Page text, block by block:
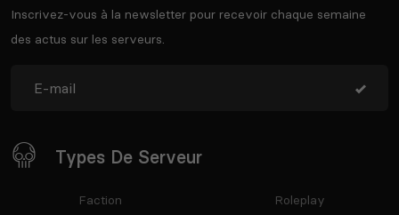
Inscrivez-vous à la newsletter pour recevoir chaque semaine
des actus sur les serveurs.
Types De Serveur
Faction
Roleplay